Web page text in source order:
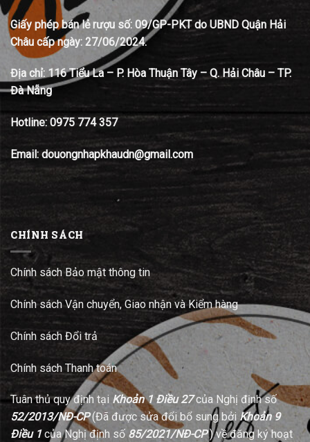
Giấy phép bán lẻ rượu số: 09/GP-PKT do UBND Quận Hải
Châu cấp ngày: 27/06/2024.
Địa chỉ: 116 Tiểu La – P. Hòa Thuận Tây – Q. Hải Châu – TP.
Đà Nẵng
Hotline: 0975 774 357
Email: douongnhapkhaudn@gmail.com
CHÍNH SÁCH
Chính sách Bảo mật thông tin
Chính sách Vận chuyển, Giao nhận và Kiểm hàng
Chính sách Đổi trả
Chính sách Thanh toán
Tuân thủ quy định tại Khoản 1 Điều 27của Nghị định số
52/2013/NĐ-CP(Đã được sửa đổi bổ sung bởi Khoản 9
Điều 1của Nghị định số 85/2021/NĐ-CP) về đăng ký hoạt